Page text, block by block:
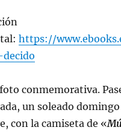
https://
conmemorativa.
un soleado domingo
con la camiseta de «